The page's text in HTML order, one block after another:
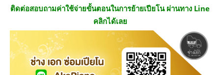
ติดต่อสอบถามค่าใช้จ่ายขั้นตอนในการย้ายเปียโน ผ่านทาง Line
คลิกได้เลย